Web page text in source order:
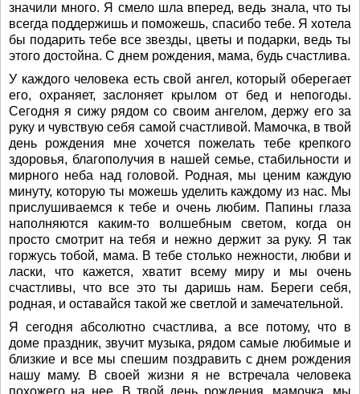
значили много. Я смело шла вперед, ведь знала, что ты
всегда поддержишь и поможешь, спасибо тебе. Я хотела
бы подарить тебе все звезды, цветы и подарки, ведь ты
этого достойна. С днем рождения, мама, будь счастлива.
У каждого человека есть свой ангел, который оберегает
его, охраняет, заслоняет крылом от бед и непогоды.
Сегодня я сижу рядом со своим ангелом, держу его за
руку и чувствую себя самой счастливой. Мамочка, в твой
день рождения мне хочется пожелать тебе крепкого
здоровья, благополучия в нашей семье, стабильности и
мирного неба над головой. Родная, мы ценим каждую
минуту, которую ты можешь уделить каждому из нас. Мы
прислушиваемся к тебе и очень любим. Папины глаза
наполняются каким-то волшебным светом, когда он
просто смотрит на тебя и нежно держит за руку. Я так
горжусь тобой, мама. В тебе столько нежности, любви и
ласки, что кажется, хватит всему миру и мы очень
счастливы, что все это ты даришь нам. Береги себя,
родная, и оставайся такой же светлой и замечательной.
Я сегодня абсолютно счастлива, а все потому, что в
доме праздник, звучит музыка, рядом самые любимые и
близкие и все мы спешим поздравить с днем рождения
нашу маму. В своей жизни я не встречала человека
похожего на нее. В твой день рождения, мамочка, мы